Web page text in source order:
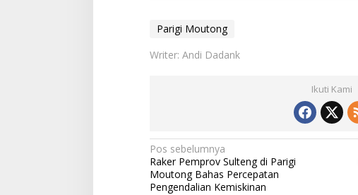
Parigi Moutong
Writer: Andi Dadank
Ikuti Kami
Navigasi
pos
Pos sebelumnya
Raker Pemprov Sulteng di Parigi
Moutong Bahas Percepatan
Pengendalian Kemiskinan